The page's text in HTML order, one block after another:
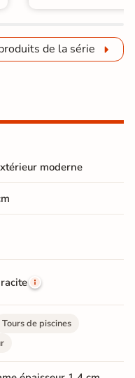
de la série
moderne
Tours de piscines